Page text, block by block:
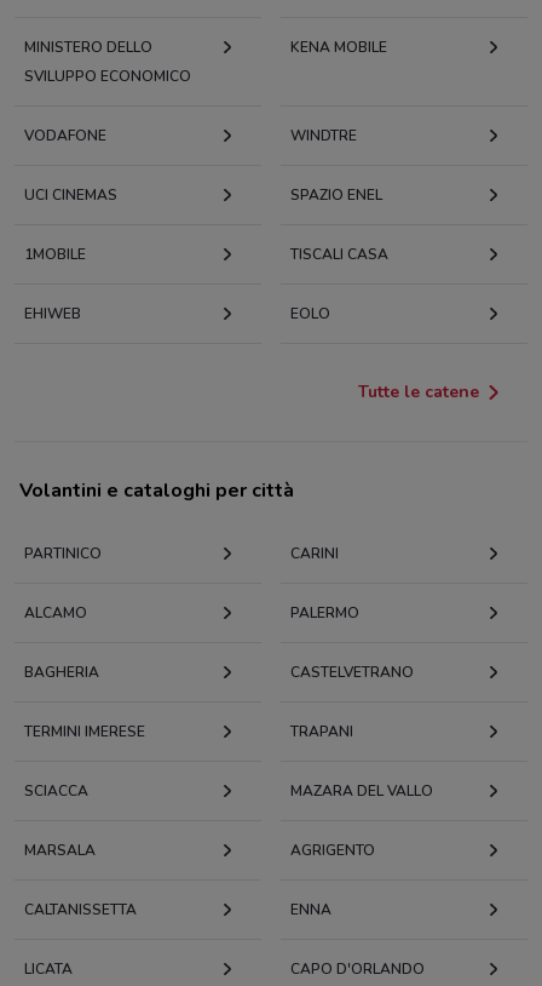
MINISTERO DELLO
SVILUPPO ECONOMICO
KENA MOBILE
VODAFONE WINDTRE
UCI CINEMAS SPAZIO ENEL
1MOBILE TISCALI CASA
EHIWEB EOLO
Tutte le catene
Volantini e cataloghi per città
PARTINICO CARINI
ALCAMO PALERMO
BAGHERIA CASTELVETRANO
TERMINI IMERESE TRAPANI
SCIACCA MAZARA DEL VALLO
MARSALA AGRIGENTO
CALTANISSETTA ENNA
LICATA CAPO D'ORLANDO